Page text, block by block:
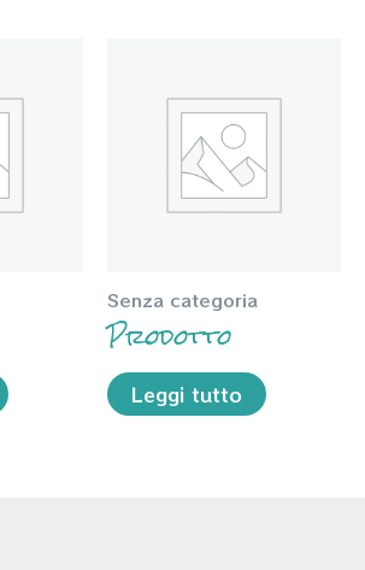
Senza categoria
Prodotto
Leggi tutto